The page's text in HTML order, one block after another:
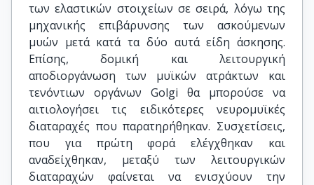
των ελαστικών στοιχείων σε σειρά, λόγω της
μηχανικής επιβάρυνσης των ασκούμενων
μυών μετά κατά τα δύο αυτά είδη άσκησης.
Επίσης, δομική και λειτουργική
αποδιοργάνωση των μυϊκών ατράκτων και
τενόντιων οργάνων Golgi θα μπορούσε να
αιτιολογήσει τις ειδικότερες νευρομυϊκές
διαταραχές που παρατηρήθηκαν. Συσχετίσεις,
που για πρώτη φορά ελέγχθηκαν και
αναδείχθηκαν, μεταξύ των λειτουργικών
διαταραχών φαίνεται να ενισχύουν την